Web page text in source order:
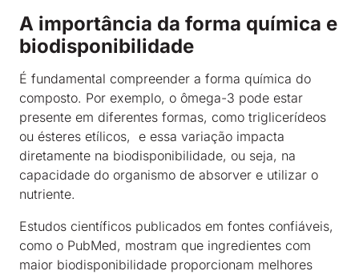
A importância da forma química e
biodisponibilidade
É fundamental compreender a forma química do
composto. Por exemplo, o ômega-3 pode estar
presente em diferentes formas, como triglicerídeos
ou ésteres etílicos, e essa variação impacta
diretamente na biodisponibilidade, ou seja, na
capacidade do organismo de absorver e utilizar o
nutriente.
Estudos científicos publicados em fontes confiáveis,
como o PubMed, mostram que ingredientes com
maior biodisponibilidade proporcionam melhores